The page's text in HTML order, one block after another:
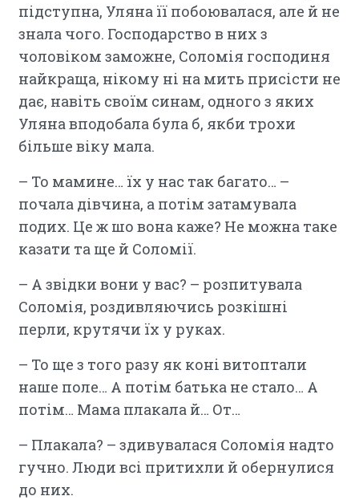
підступна, Уляна її побоювалася, але й не
знала чого. Господарство в них з
чоловіком заможне, Соломія господиня
найкраща, нікому ні на мить присісти не
дає, навіть своїм синам, одного з яких
Уляна вподобала була б, якби трохи
більше віку мала.
– То мамине… їх у нас так багато… –
почала дівчина, а потім затамувала
подих. Це ж шо вона каже? Не можна таке
казати та ще й Соломії.
– А звідки вони у вас? – розпитувала
Соломія, роздивляючись розкішні
перли, крутячи їх у руках.
– То ще з того разу як коні витоптали
наше поле… А потім батька не стало… А
потім… Мама плакала й… От…
– Плакала? – здивувалася Соломія надто
гучно. Люди всі притихли й обернулися
до них.